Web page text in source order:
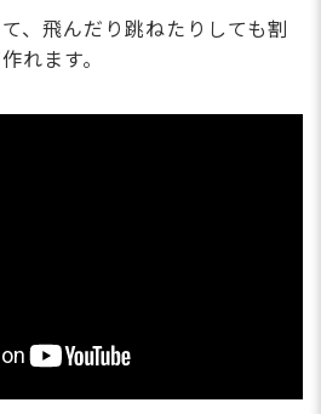
、飛んだり跳ねたりしても割
れます。